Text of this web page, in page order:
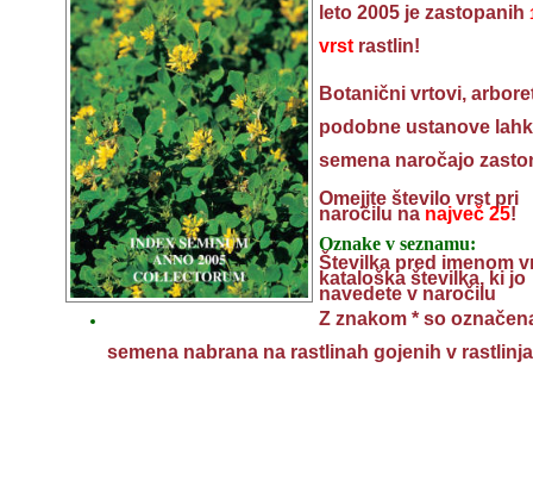
leto 2005 je zastopanih
vrst rastlin!
Botanični vrtovi,
podobne ustanove
semena naročajo
Omejite število vrst pri
naročilu na največ 25!
Oznake v seznamu:
Številka pred imenom
kataloška številka, ki jo
navedete v naročilu
Z znakom * so
semena nabrana na rastlinah gojenih v